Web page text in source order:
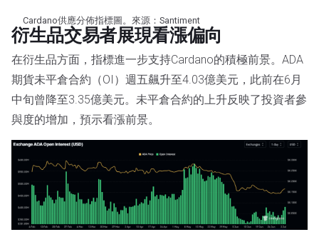
Cardano供應分佈指標圖。來源：Santiment
衍生品交易者展現看漲偏向
在衍生品方面，指標進一步支持Cardano的積極前景。ADA
期貨未平倉合約（OI）週五飆升至4.03億美元，此前在6月
中旬曾降至3.35億美元。未平倉合約的上升反映了投資者參
與度的增加，預示看漲前景。